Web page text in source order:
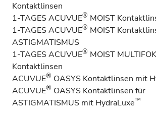
Kontaktlinsen
1-TAGES ACUVUE® MOIST
1-TAGES ACUVUE® MOIST
ASTIGMATISMUS
1-TAGES ACUVUE® MOIST
Kontaktlinsen
ACUVUE® OASYS Kontaktlinsen mit
ACUVUE® OASYS Kontaktlinsen für
ASTIGMATISMUS mit HydraLuxe™